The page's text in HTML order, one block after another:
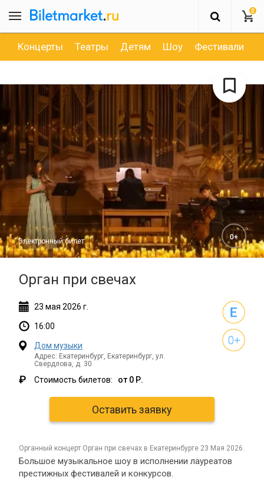
0
Концерты Театры Детям Шоу Фестивали
Орган при свечах
Электронный билет 0+
23 мая 2026 г.
16:00
Дом музыки
Адрес: Екатеринбург, Екатеринбург, ул.
Свердлова, д. 30
₽ Стоимость билетов: от 0 Р.
Оставить заявку
органный концерт Орган при свечах в Екатеринбурге 23 Мая 2026.
Большое музыкальное шоу в исполнении лауреатов
престижных фестивалей и конкурсов.